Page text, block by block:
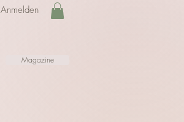
Anmelden
Magazine